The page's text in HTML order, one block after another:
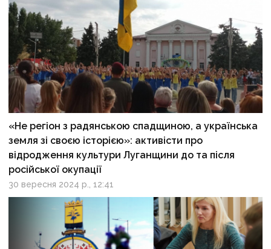
«Не регіон з радянською спадщиною, а українська
земля зі своєю історією»: активісти про
відродження культури Луганщини до та після
російської окупації
30 вересня 2024 р., 12:41